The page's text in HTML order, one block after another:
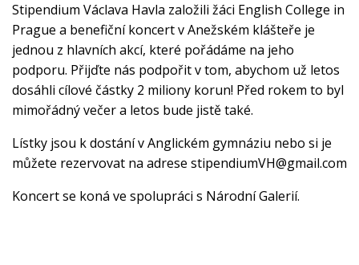
Stipendium Václava Havla založili žáci English College in
Prague a benefiční koncert v Anežském klášteře je
jednou z hlavních akcí, které pořádáme na jeho
podporu. Přijďte nás podpořit v tom, abychom už letos
dosáhli cílové částky 2 miliony korun! Před rokem to byl
mimořádný večer a letos bude jistě také.
Lístky jsou k dostání v Anglickém gymnáziu nebo si je
můžete rezervovat na adrese stipendiumVH@gmail.com
Koncert se koná ve spolupráci s Národní Galerií.